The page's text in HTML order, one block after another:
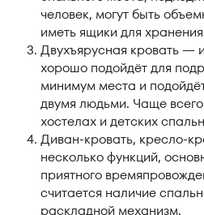
человек, могут быть
иметь ящики для
Двухъярусная кровать —
хорошо подойдёт для
минимум места и
двумя людьми. Чаще
хостелах и детских
Диван-кровать, кресло-
несколько функций,
приятного
считается наличие
раскладной механизм.